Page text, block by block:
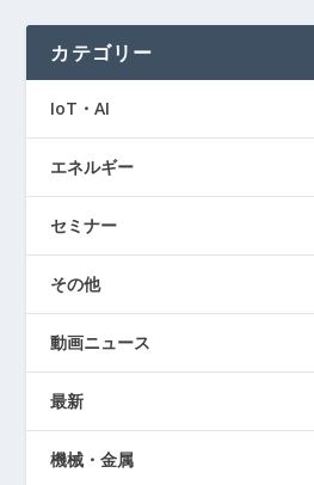
カテゴリー
IoT・AI
エネルギー
セミナー
その他
動画ニュース
最新
機械・金属